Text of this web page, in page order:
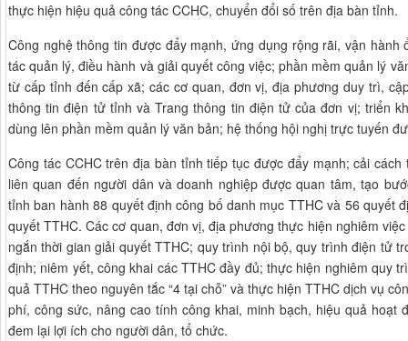
thực hiện hiệu quả công tác CCHC, chuyển đổi số trên địa bàn tỉnh.
Công nghệ thông tin được đẩy mạnh, ứng dụng rộng rãi, vận
tác quản lý, điều hành và giải quyết công việc; phần mềm quản lý
từ cấp tỉnh đến cấp xã; các cơ quan, đơn vị, địa phương duy trì,
thông tin điện tử tỉnh và Trang thông tin điện tử của đơn vị; triển
dùng lên phần mềm quản lý văn bản; hệ thống hội nghị trực tuyến
Công tác CCHC trên địa bàn tỉnh tiếp tục được đẩy mạnh; cải
liên quan đến người dân và doanh nghiệp được quan tâm, tạo
tỉnh ban hành 88 quyết định công bố danh mục TTHC và 56 quyết
quyết TTHC. Các cơ quan, đơn vị, địa phương thực hiện nghiêm
ngắn thời gian giải quyết TTHC; quy trình nội bộ, quy trình điện tử
định; niêm yết, công khai các TTHC đầy đủ; thực hiện nghiêm quy
quả TTHC theo nguyên tắc “4 tại chỗ” và thực hiện TTHC dịch vụ
phí, công sức, nâng cao tính công khai, minh bạch, hiệu quả hoạt
đem lại lợi ích cho người dân, tổ chức.